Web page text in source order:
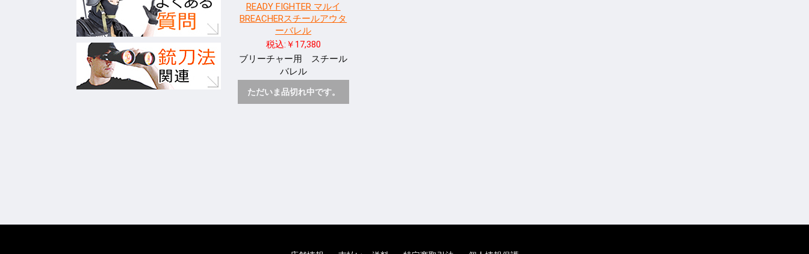
READY FIGHTER マルイ
BREACHERスチールアウタ
ーバレル
税込:￥17,380
ブリーチャー用 スチール
バレル
ただいま品切れ中です。